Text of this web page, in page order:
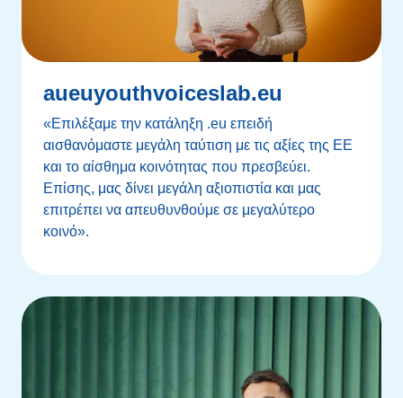
aueuyouthvoiceslab.eu
«Επιλέξαμε την κατάληξη .eu επειδή
αισθανόμαστε μεγάλη ταύτιση με τις αξίες της ΕΕ
και το αίσθημα κοινότητας που πρεσβεύει.
Επίσης, μας δίνει μεγάλη αξιοπιστία και μας
επιτρέπει να απευθυνθούμε σε μεγαλύτερο
κοινό».